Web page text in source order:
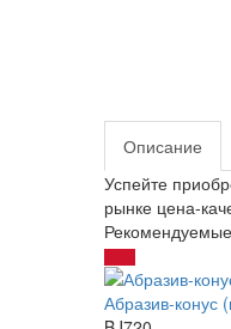
Описание
Успейте
рынке цена-
Абразив-конус